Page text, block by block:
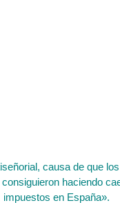
causa de que
haciendo
impuestos en España».